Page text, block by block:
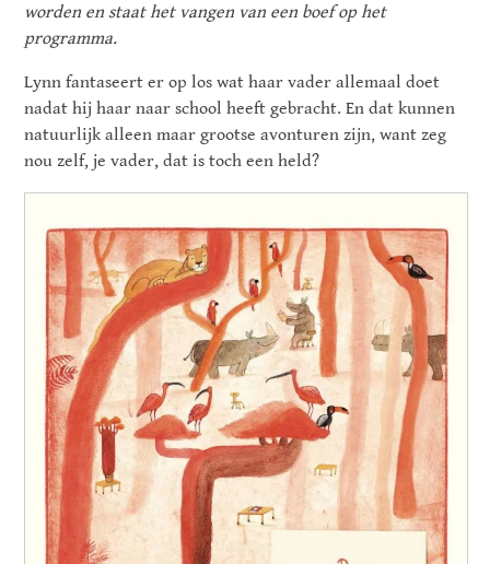
worden en staat het vangen van een boef op het
programma.
Lynn fantaseert er op los wat haar vader allemaal doet
nadat hij haar naar school heeft gebracht. En dat kunnen
natuurlijk alleen maar grootse avonturen zijn, want zeg
nou zelf, je vader, dat is toch een held?